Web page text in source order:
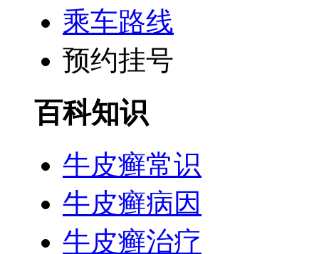
乘车路线
预约挂号
百科知识
牛皮癣常识
牛皮癣病因
牛皮癣治疗